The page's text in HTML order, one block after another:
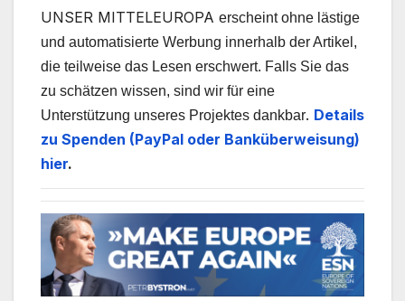
UNSER MITTELEUROPA erscheint ohne lästige
und automatisierte Werbung innerhalb der Artikel,
die teilweise das Lesen erschwert. Falls Sie das
zu schätzen wissen, sind wir für eine
Unterstützung unseres Projektes dankbar. Details
zu Spenden (PayPal oder Banküberweisung)
hier.